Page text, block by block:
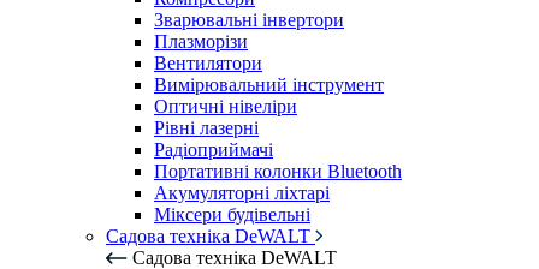
Зварювальні інвертори
Плазморізи
Вентилятори
Вимірювальний інструмент
Оптичні нівеліри
Рівні лазерні
Радіоприймачі
Портативні колонки Bluetooth
Акумуляторні ліхтарі
Міксери будівельні
Садова техніка DeWALT
Садова техніка DeWALT